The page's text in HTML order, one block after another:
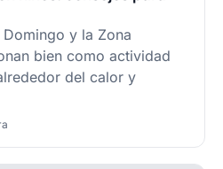
y la Zona
bien como actividad
del calor y